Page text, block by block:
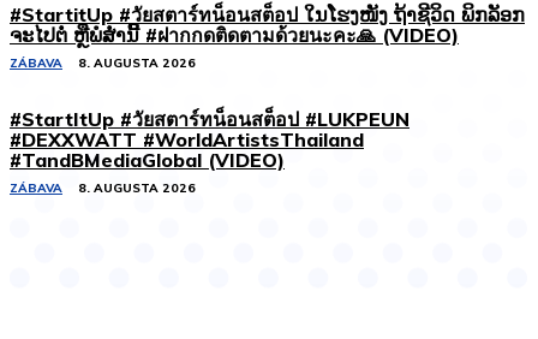
#StartitUp #วัยสตาร์ทน็อนสต็อป ໃນໂຮງໜັງ ຖ້າຊີວິດ ພິກລັອກ
ຈະໄປຕໍ່ ຫຼືພໍສໍ່ານີ້ #ฝากกดติดตามด้วยนะคะ🙏 (VIDEO)
ZÁBAVA 8. AUGUSTA 2026
#StartItUp #วัยสตาร์ทน็อนสต็อป #LUKPEUN
#DEXXWATT #WorldArtistsThailand
#TandBMediaGlobal (VIDEO)
ZÁBAVA 8. AUGUSTA 2026